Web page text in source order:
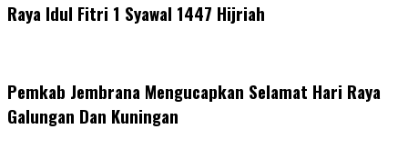
Raya Idul Fitri 1 Syawal 1447 Hijriah
Pemkab Jembrana Mengucapkan Selamat Hari Raya
Galungan Dan Kuningan